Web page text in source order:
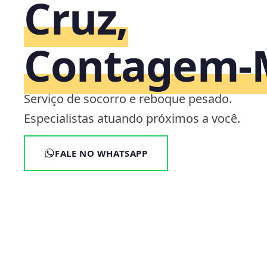
Cruz,
Serviço de socorro e reboque pesado.
Especialistas atuando próximos a você.
FALE NO WHATSAPP